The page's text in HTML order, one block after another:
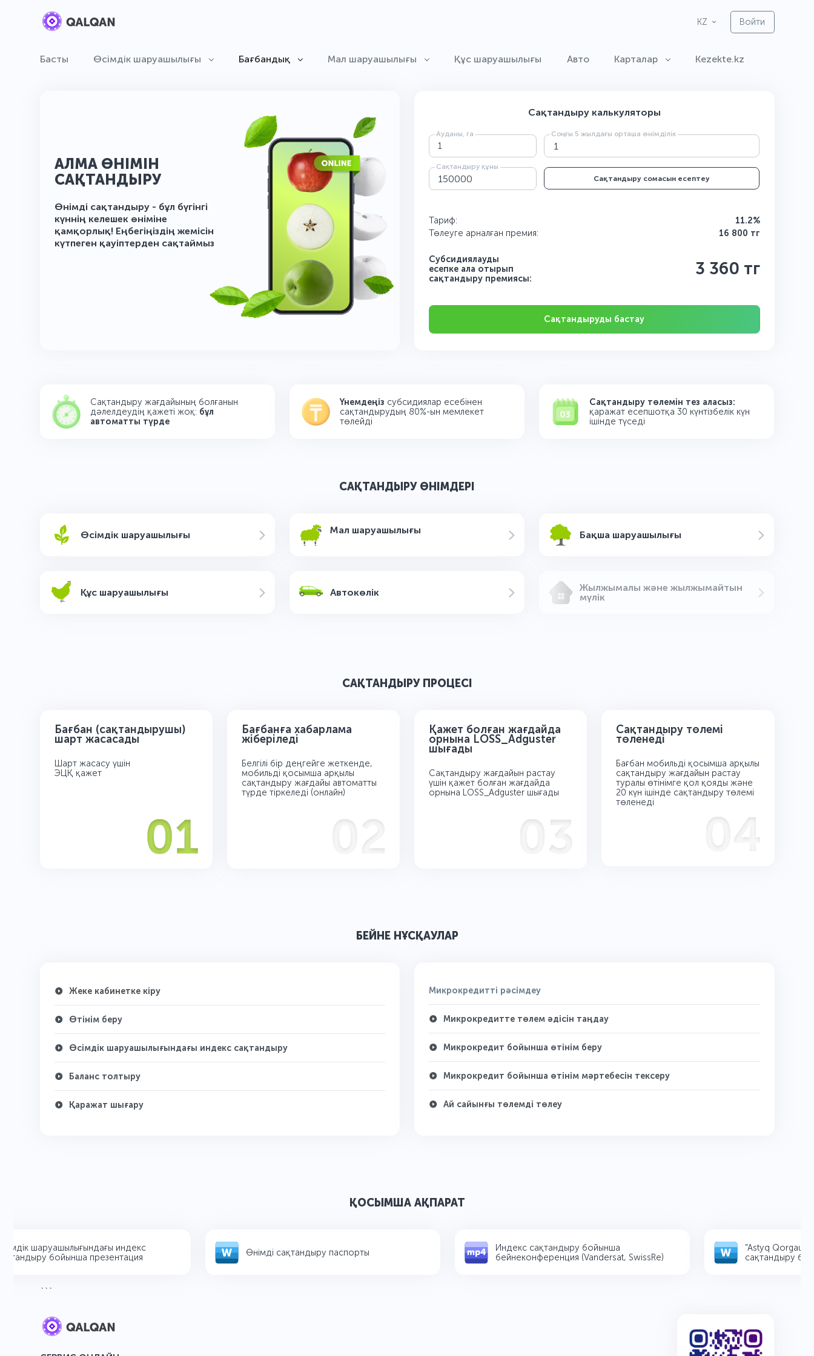
KZ Войти
Басты Өсімдік шаруашылығы Бағбандық Мал шаруашылығы Құс шаруашылығы Авто Карталар Kezekte.kz
АЛМА ӨНІМІН
САҚТАНДЫРУ
Өнімді сақтандыру - бұл бүгінгі
күннің келешек өніміне
қамқорлық! Еңбегіңіздің жемісін
күтпеген қауіптерден сақтаймыз
Сақтандыру калькуляторы
Ауданы, га Соңғы 5 жылдағы орташа өнімділік
Сақтандыру құны
Сақтандыру сомасын есептеу
Тариф:
11.2%
Төлеуге арналған премия:
16 800 тг
Субсидиялауды
есепке ала отырып
сақтандыру премиясы:
3 360 тг
Сақтандыруды бастау
Сақтандыру жағдайының болғанын
дәлелдеудің қажеті жоқ: бұл
автоматты түрде
Үнемдеңіз субсидиялар есебінен
сақтандырудың 80%-ын мемлекет
төлейді
Сақтандыру төлемін тез аласыз:
қаражат есепшотқа 30 күнтізбелік күн
ішінде түседі
САҚТАНДЫРУ ӨНІМДЕРІ
Өсімдік шаруашылығы Мал шаруашылығы Бақша шаруашылығы
Құс шаруашылығы Автокөлік
Жылжымалы және жылжымайтын
мүлік
САҚТАНДЫРУ ПРОЦЕСІ
Бағбан (сақтандырушы)
шарт жасасады
Шарт жасасу үшін
ЭЦҚ қажет
Бағбанға хабарлама
жіберіледі
Белгілі бір деңгейге жеткенде,
мобильді қосымша арқылы
сақтандыру жағдайы автоматты
түрде тіркеледі (онлайн)
Қажет болған жағдайда
орнына LOSS_Adguster
шығады
Сақтандыру жағдайын растау
үшін қажет болған жағдайда
орнына LOSS_Adguster шығады
Сақтандыру төлемі
төленеді
Бағбан мобильді қосымша арқылы
сақтандыру жағдайын растау
туралы өтінімге қол қояды және
20 күн ішінде сақтандыру төлемі
төленеді
БЕЙНЕ НҰСҚАУЛАР
Жеке кабинетке кіру
Өтінім беру
Өсімдік шаруашылығындағы индекс сақтандыру
Баланс толтыру
Қаражат шығару
Микрокредитті рәсімдеу
Микрокредитте төлем әдісін таңдау
Микрокредит бойынша өтінім беру
Микрокредит бойынша өтінім мәртебесін тексеру
Ай сайынғы төлемді төлеу
ҚОСЫМША АҚПАРАТ
шаруашылығындағы индекс
бойынша презентация
Өнімді сақтандыру паспорты
Индекс сақтандыру бойынша
бейнеконференция (Vandersat, SwissRe)
"Astyq Qorgau"
сақтандыру